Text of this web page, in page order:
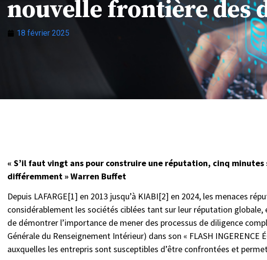
nouvelle frontière des
18 février 2025
« S’il faut vingt ans pour construire une réputation, cinq minutes
différemment » Warren Buffet
Depuis LAFARGE[1] en 2013 jusqu’à KIABI[2] en 2024, les menaces
considérablement les sociétés ciblées tant sur leur réputation
de démontrer l’importance de mener des processus de diligence
Générale du Renseignement Intérieur) dans son « FLASH
auxquelles les entrepris sont susceptibles d’être confrontées et